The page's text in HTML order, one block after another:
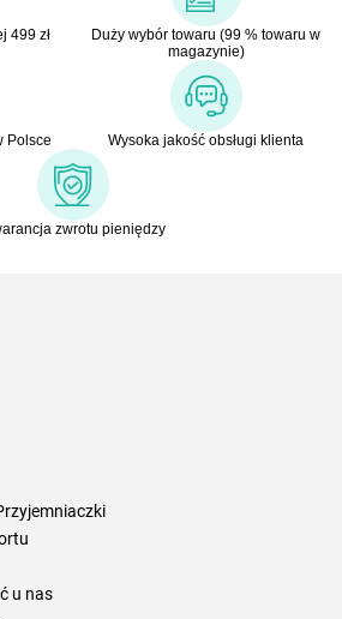
499 zł
Duży wybór towaru (99 % towaru w
magazynie)
Polsce Wysoka jakość obsługi klienta
zwrotu pieniędzy
u nas